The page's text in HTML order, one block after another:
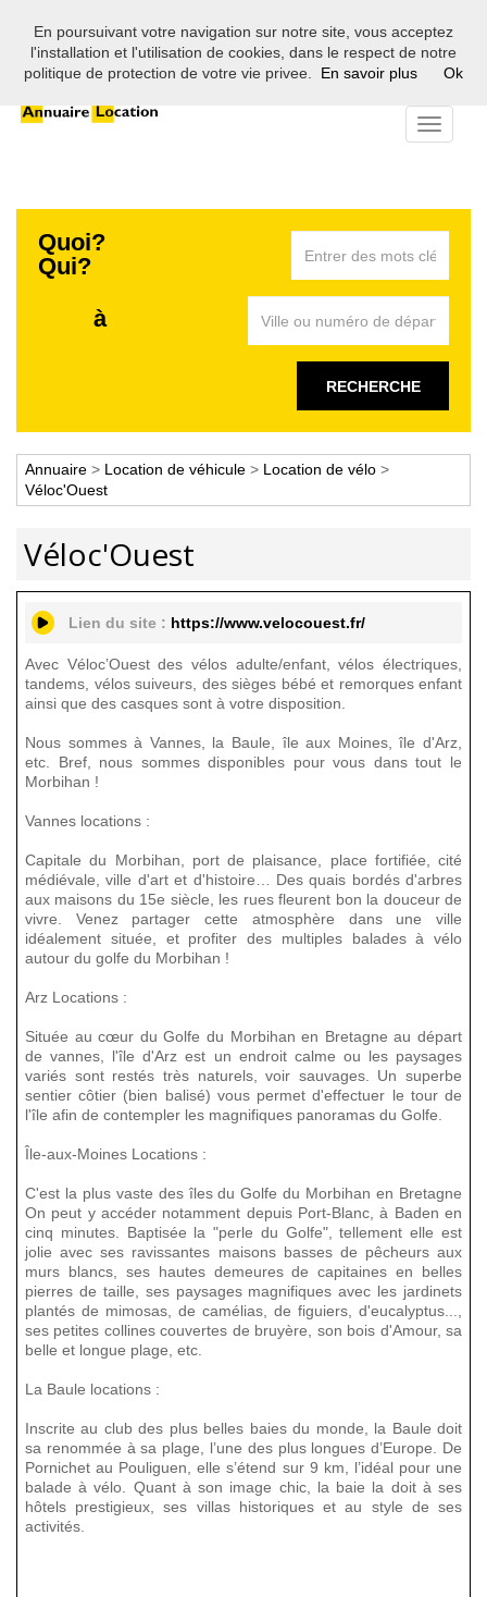
Bienvenue sur l'annuaire des professionnels de la location en
France
Toggle
Quoi?
Qui?
à
RECHERCHE
Annuaire > Location de véhicule > Location de vélo >
Véloc'Ouest
Véloc'Ouest
Lien du site : https://www.velocouest.fr/
Avec Véloc’Ouest des vélos adulte/enfant, vélos électriques,
tandems, vélos suiveurs, des sièges bébé et remorques enfant
ainsi que des casques sont à votre disposition.
Nous sommes à Vannes, la Baule, île aux Moines, île d'Arz,
etc. Bref, nous sommes disponibles pour vous dans tout le
Morbihan !
Vannes locations :
Capitale du Morbihan, port de plaisance, place fortifiée, cité
médiévale, ville d'art et d'histoire… Des quais bordés d'arbres
aux maisons du 15e siècle, les rues fleurent bon la douceur de
vivre. Venez partager cette atmosphère dans une ville
idéalement située, et profiter des multiples balades à vélo
autour du golfe du Morbihan !
Arz Locations :
Située au cœur du Golfe du Morbihan en Bretagne au départ
de vannes, l'île d'Arz est un endroit calme ou les paysages
variés sont restés très naturels, voir sauvages. Un superbe
sentier côtier (bien balisé) vous permet d'effectuer le tour de
l'île afin de contempler les magnifiques panoramas du Golfe.
Île-aux-Moines Locations :
C'est la plus vaste des îles du Golfe du Morbihan en Bretagne
On peut y accéder notamment depuis Port-Blanc, à Baden en
cinq minutes. Baptisée la "perle du Golfe", tellement elle est
jolie avec ses ravissantes maisons basses de pêcheurs aux
murs blancs, ses hautes demeures de capitaines en belles
pierres de taille, ses paysages magnifiques avec les jardinets
plantés de mimosas, de camélias, de figuiers, d'eucalyptus...,
ses petites collines couvertes de bruyère, son bois d'Amour, sa
belle et longue plage, etc.
La Baule locations :
Inscrite au club des plus belles baies du monde, la Baule doit
sa renommée à sa plage, l’une des plus longues d’Europe. De
Pornichet au Pouliguen, elle s’étend sur 9 km, l’idéal pour une
balade à vélo. Quant à son image chic, la baie la doit à ses
hôtels prestigieux, ses villas historiques et au style de ses
activités.
En poursuivant votre navigation sur notre site, vous acceptez
l'installation et l'utilisation de cookies, dans le respect de notre
politique de protection de votre vie privee.
En savoir plus Ok